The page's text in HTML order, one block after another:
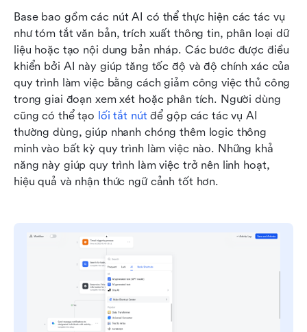
Base bao gồm các nút AI có thể thực hiện các tác vụ
như tóm tắt văn bản, trích xuất thông tin, phân loại dữ
liệu hoặc tạo nội dung bản nháp. Các bước được điều
khiển bởi AI này giúp tăng tốc độ và độ chính xác của
quy trình làm việc bằng cách giảm công việc thủ công
trong giai đoạn xem xét hoặc phân tích. Người dùng
cũng có thể tạo lối tắt nút để gộp các tác vụ AI
thường dùng, giúp nhanh chóng thêm logic thông
minh vào bất kỳ quy trình làm việc nào. Những khả
năng này giúp quy trình làm việc trở nên linh hoạt,
hiệu quả và nhận thức ngữ cảnh tốt hơn.